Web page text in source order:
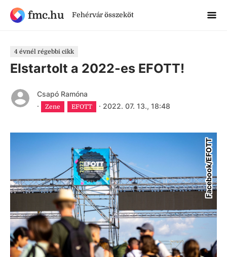
fmc.hu Fehérvár összeköt
4 évnél régebbi cikk
Elstartolt a 2022-es EFOTT!
Csapó Ramóna
·
Zene EFOTT · 2022. 07. 13., 18:48
Facebook/EFOTT